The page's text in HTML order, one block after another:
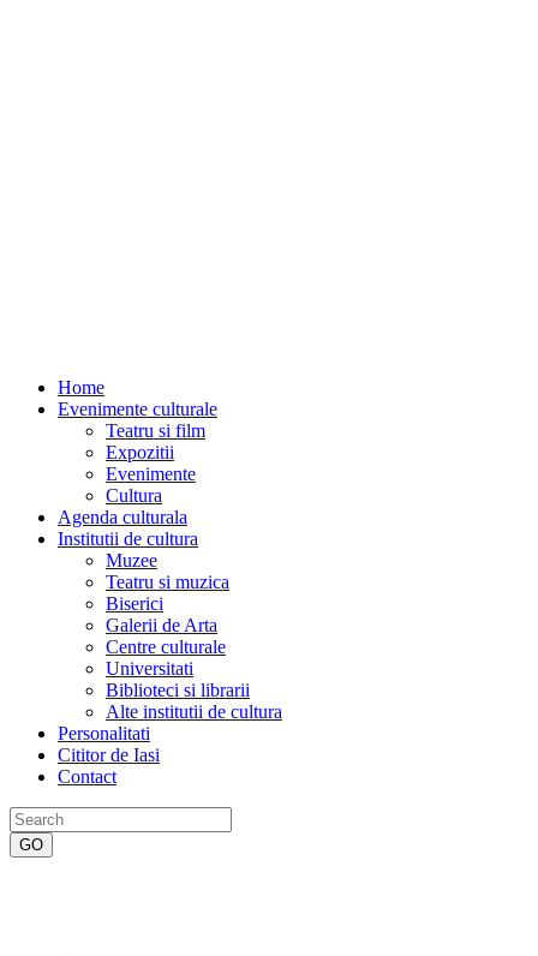
Home
Evenimente culturale
Teatru si film
Expozitii
Evenimente
Cultura
Agenda culturala
Institutii de cultura
Muzee
Teatru si muzica
Biserici
Galerii de Arta
Centre culturale
Universitati
Biblioteci si librarii
Alte institutii de cultura
Personalitati
Cititor de Iasi
Contact